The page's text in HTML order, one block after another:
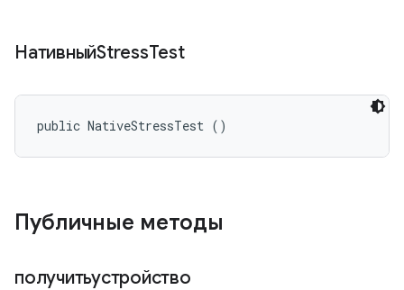
НативныйStressTest
public NativeStressTest ()
Публичные методы
получитьустройство